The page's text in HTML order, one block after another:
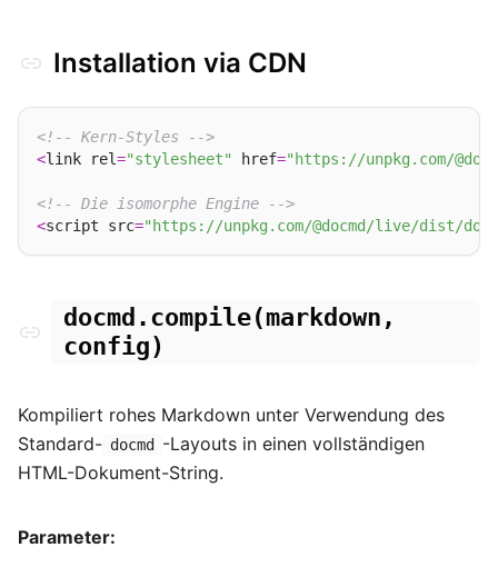
Installation via CDN
<!-- Kern-Styles -->
<link rel="stylesheet" href="https://unpkg.com/
<!-- Die isomorphe Engine -->
<script src="https://unpkg.com/@docmd/live/dist/
docmd.compile(markdown,
config)
Kompiliert rohes Markdown unter Verwendung des
Standard- docmd
-Layouts in einen vollständigen
HTML-Dokument-String.
Parameter: